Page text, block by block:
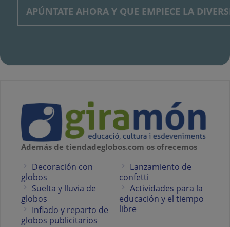
Además de tiendadeglobos.com os ofrecemos
Decoración con
globos
Suelta y lluvia de
globos
Inflado y reparto de
globos publicitarios
Lanzamiento de
confetti
Actividades para la
educación y el tiempo
libre